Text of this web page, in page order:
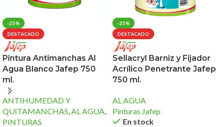
-25%
DESTACADO
Pintura Antimanchas Al
Agua Blanco Jafep 750
ml.
ANTIHUMEDAD Y
QUITAMANCHAS,AL AGUA,
PINTURAS
-25%
DESTACADO
Sellacryl Barniz y Fijador
Acrílico Penetrante Jafep
750 ml.
AL AGUA
Pinturas Jafep
En stock